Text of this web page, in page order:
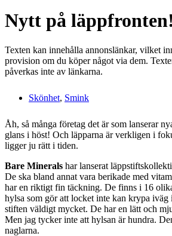
Nytt på läppfronten!
Texten kan innehålla annonslänkar, vilket
provision om du köper något via dem.
påverkas inte av länkarna.
Skönhet, Smink
Åh, så många företag det är som lanserar
glans i höst! Och läpparna är verkligen i
ligger ju rätt i tiden.
Bare Minerals har lanserat
De ska bland annat vara berikade med
har en riktigt fin täckning. De finns i 16
hylsa som gör att locket inte kan krypa iväg
stiften väldigt mycket. De har en lätt och
Men jag tycker inte att hylsan är hundra.
naglarna.